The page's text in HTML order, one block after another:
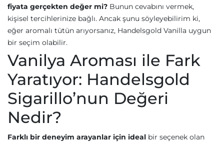
fiyata gerçekten değer mi? Bunun cevabını vermek,
kişisel tercihlerinize bağlı. Ancak şunu söyleyebilirim ki,
eğer aromalı tütün arıyorsanız, Handelsgold Vanilla uygun
bir seçim olabilir.
Vanilya Aroması ile Fark
Yaratıyor: Handelsgold
Sigarillo’nun Değeri
Nedir?
Farklı bir deneyim arayanlar için ideal bir seçenek olan